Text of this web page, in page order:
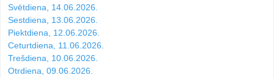
Svētdiena, 14.06.2026.
Sestdiena, 13.06.2026.
Piektdiena, 12.06.2026.
Ceturtdiena, 11.06.2026.
Trešdiena, 10.06.2026.
Otrdiena, 09.06.2026.